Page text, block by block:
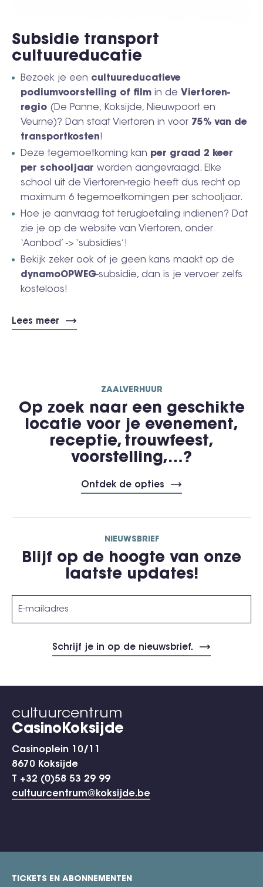
Subsidie transport
cultuureducatie
Bezoek je een cultuureducatieve
podiumvoorstelling of film in de Viertoren-
regio (De Panne, Koksijde, Nieuwpoort en
Veurne)? Dan staat Viertoren in voor 75% van de
transportkosten!
Deze tegemoetkoming kan per graad 2 keer
per schooljaar worden aangevraagd. Elke
school uit de Viertoren-regio heeft dus recht op
maximum 6 tegemoetkomingen per schooljaar.
Hoe je aanvraag tot terugbetaling indienen? Dat
zie je op de website van Viertoren, onder
‘Aanbod’ -> ‘subsidies’!
Bekijk zeker ook of je geen kans maakt op de
dynamoOPWEG-subsidie, dan is je vervoer zelfs
kosteloos!
Lees meer
ZAALVERHUUR
Op zoek naar een geschikte
locatie voor je evenement,
receptie, trouwfeest,
voorstelling,…?
Ontdek de opties
NIEUWSBRIEF
Blijf op de hoogte van onze
laatste updates!
cultuurcentrum
CasinoKoksijde
Casinoplein 10/11
8670 Koksijde
T +32 (0)58 53 29 99
cultuurcentrum@koksijde.be
footer
TICKETS EN ABONNEMENTEN